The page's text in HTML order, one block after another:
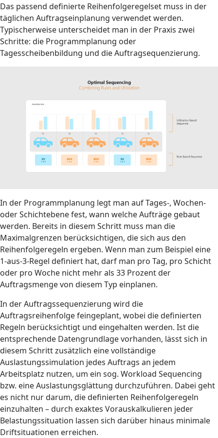
Das passend definierte Reihenfolgeregelset muss in der
täglichen Auftragseinplanung verwendet werden.
Typischerweise unterscheidet man in der Praxis zwei
Schritte: die Programmplanung oder
Tagesscheibenbildung und die Auftragsequenzierung.
In der Programmplanung legt man auf Tages-, Wochen-
oder Schichtebene fest, wann welche Aufträge gebaut
werden. Bereits in diesem Schritt muss man die
Maximalgrenzen berücksichtigen, die sich aus den
Reihenfolgeregeln ergeben. Wenn man zum Beispiel eine
1-aus-3-Regel definiert hat, darf man pro Tag, pro Schicht
oder pro Woche nicht mehr als 33 Prozent der
Auftragsmenge von diesem Typ einplanen.
In der Auftragssequenzierung wird die
Auftragsreihenfolge feingeplant, wobei die definierten
Regeln berücksichtigt und eingehalten werden. Ist die
entsprechende Datengrundlage vorhanden, lässt sich in
diesem Schritt zusätzlich eine vollständige
Auslastungssimulation jedes Auftrags an jedem
Arbeitsplatz nutzen, um ein sog. Workload Sequencing
bzw. eine Auslastungsglättung durchzuführen. Dabei geht
es nicht nur darum, die definierten Reihenfolgeregeln
einzuhalten – durch exaktes Vorauskalkulieren jeder
Belastungssituation lassen sich darüber hinaus minimale
Driftsituationen erreichen.